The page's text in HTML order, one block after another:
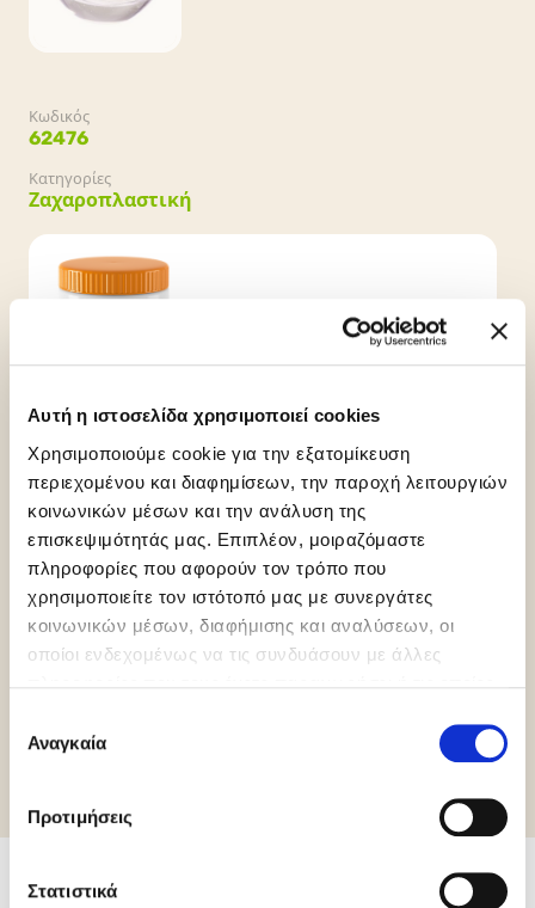
Αυτή η ιστοσελίδα χρησιμοποιεί cookies
Χρησιμοποιούμε cookie για την εξατομίκευση
περιεχομένου και διαφημίσεων, την παροχή λειτουργιών
κοινωνικών μέσων και την ανάλυση της
επισκεψιμότητάς μας. Επιπλέον, μοιραζόμαστε
πληροφορίες που αφορούν τον τρόπο που
χρησιμοποιείτε τον ιστότοπό μας με συνεργάτες
κοινωνικών μέσων, διαφήμισης και αναλύσεων, οι
οποίοι ενδεχομένως να τις συνδυάσουν με άλλες
των υπηρεσιών τους.
συγκατάθεσης
Αναγκαία
Προτιμήσεις
Στατιστικά
Κωδικός
62476
Κατηγορίες
Ζαχαροπλαστική
6 βάζα x 1.3kg (7.8kg)
Gluten Free Vegan